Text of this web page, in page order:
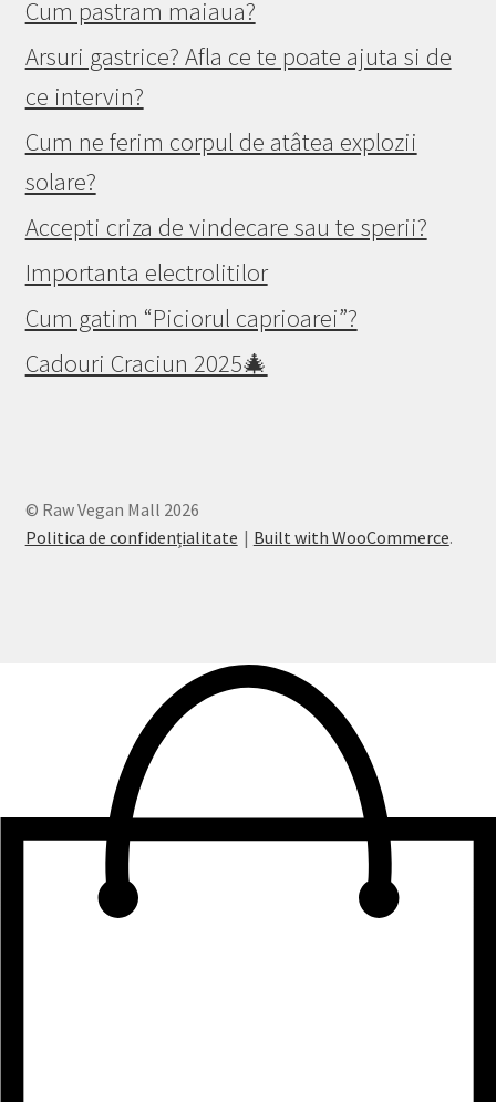
Cum pastram maiaua?
Arsuri gastrice? Afla ce te poate ajuta si de
ce intervin?
Cum ne ferim corpul de atâtea explozii
solare?
Accepti criza de vindecare sau te sperii?
Importanta electrolitilor
Cum gatim “Piciorul caprioarei”?
Cadouri Craciun 2025🎄
© Raw Vegan Mall 2026
Politica de confidențialitate
Built with WooCommerce.